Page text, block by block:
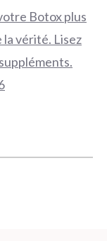
Botox plus
vérité. Lisez